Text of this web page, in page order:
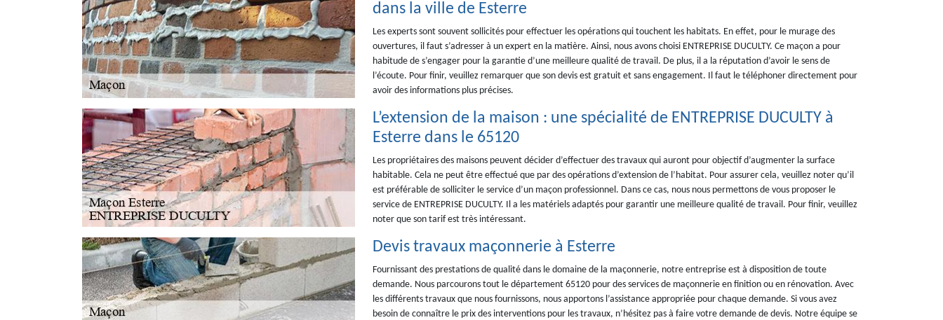
dans la ville de Esterre
Les experts sont souvent sollicités pour effectuer les opérations qui touchent les habitats. En effet, pour le murage des
ouvertures, il faut s’adresser à un expert en la matière. Ainsi, nous avons choisi ENTREPRISE DUCULTY. Ce maçon a pour
habitude de s’engager pour la garantie d’une meilleure qualité de travail. De plus, il a la réputation d’avoir le sens de
l’écoute. Pour finir, veuillez remarquer que son devis est gratuit et sans engagement. Il faut le téléphoner directement pour
avoir des informations plus précises.
L’extension de la maison : une spécialité de ENTREPRISE DUCULTY à
Esterre dans le 65120
Les propriétaires des maisons peuvent décider d’effectuer des travaux qui auront pour objectif d’augmenter la surface
habitable. Cela ne peut être effectué que par des opérations d’extension de l’habitat. Pour assurer cela, veuillez noter qu’il
est préférable de solliciter le service d’un maçon professionnel. Dans ce cas, nous nous permettons de vous proposer le
service de ENTREPRISE DUCULTY. Il a les matériels adaptés pour garantir une meilleure qualité de travail. Pour finir, veuillez
noter que son tarif est très intéressant.
Devis travaux maçonnerie à Esterre
Fournissant des prestations de qualité dans le domaine de la maçonnerie, notre entreprise est à disposition de toute
demande. Nous parcourons tout le département 65120 pour des services de maçonnerie en finition ou en rénovation. Avec
les différents travaux que nous fournissons, nous apportons l’assistance appropriée pour chaque demande. Si vous avez
besoin de connaître le prix des interventions pour les travaux, n’hésitez pas à faire votre demande de devis. Notre équipe se